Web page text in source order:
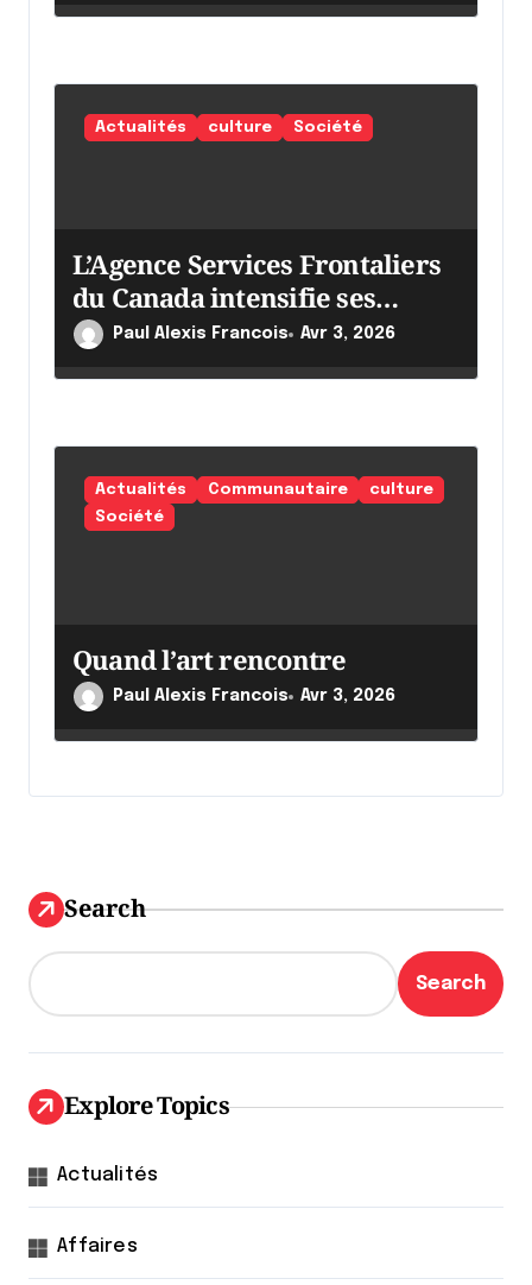
Actualités culture Société
L’Agence Services Frontaliers
du Canada intensifie ses
effortsPaul Alexis Francois Avr 3, 2026
Actualités Communautaire
culture
Société
Quand l’art rencontre
Paul Alexis Francois Avr 3, 2026
Search
Search
Explore Topics
Actualités
Affaires